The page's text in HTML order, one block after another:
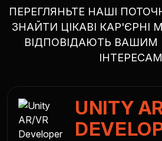
ПЕРЕГЛЯНЬТЕ НАШІ
ЗНАЙТИ ЦІКАВІ КАР'ЄРНІ
ВІДПОВІДАЮТЬ ВАШИМ
UNITY